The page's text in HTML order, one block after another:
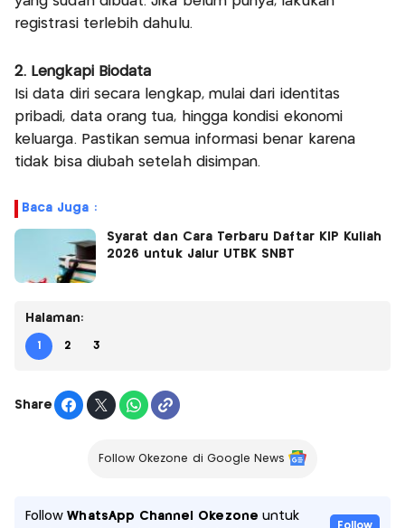
registrasi terlebih dahulu.
2. Lengkapi Biodata
Isi data diri secara lengkap, mulai dari identitas
pribadi, data orang tua, hingga kondisi ekonomi
keluarga. Pastikan semua informasi benar karena
tidak bisa diubah setelah disimpan.
Baca Juga :
Syarat dan Cara Terbaru Daftar KIP Kuliah
2026 untuk Jalur UTBK SNBT
Halaman:
1 2 3
Share
Follow Okezone di Google News
FollowWhatsApp Channel Okezone untuk